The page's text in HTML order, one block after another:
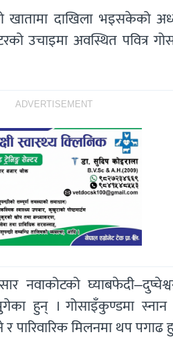
दाखिला भइसकेको
उचाइमा अवस्थित पवित्र
ADVERTISEMENT
नवाकोटको
हुन् । गोसाइँकुण्डमा
पारिवारिक मिलनमा थप